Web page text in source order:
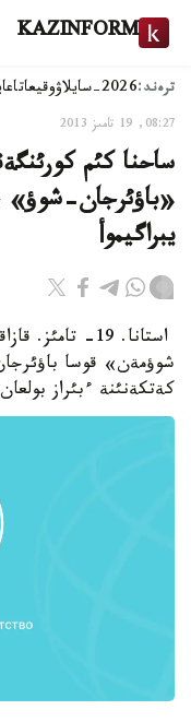
KAZINFORM
ترەند:2026-سايلاۋ وقيعا
08:27, 19 تامىز 2013
ساحنا كئم
«باؤئرجان-شوؤ»
يبراگيموأ
استانا. 19-
شوؤمةن» قوسا
كةتكةنئنة ءبئراز